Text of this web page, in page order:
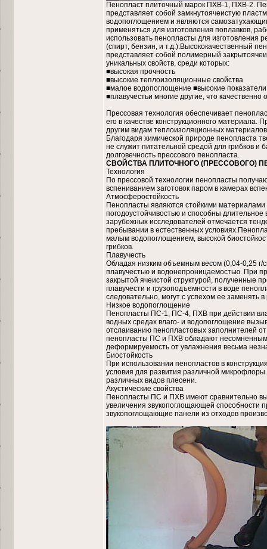
Пенопласт плиточный марок ПХВ-1, ПХВ-2.
представляет собой замкнутоячеистую
водопоглощением и являются
применяться для изготовления поплавков,
использовать пенопласты для изготовления
(спирт, бензин, и т.д.).Высококачественный
представляет собой полимерный
уникальных свойств, среди которых:
■высокая прочность
■высокие теплоизоляционные свойства
■малое водопоглощение ■высокие
■плавучестьи многие другие, что
Прессовая технология обеспечивает
его в качестве конструкционного материала.
другим видам теплоизоляционных
Благодаря химической природе пенопласта
не служит питательной средой для грибков и
долговечность прессового пенопласта.
СВОЙСТВА ПЛИТОЧНОГО (ПРЕССОВОГО)
Технология
По прессовой технологии пенопласты
вспениванием заготовок паром в камерах
Атмосферостойкость
Пенопласты являются стойкими
погодоустойчивостью и способны
зарубежных исследователей отмечается
пребывании в естественных
малым водопоглощением, высокой
грибков.
Плавучесть
Обладая низким объемным весом (0,04-0,25
плавучестью и водонепроницаемостью. При
закрытой ячеистой структурой, полученные
плавучести и грузоподъемности в воде
следовательно, могут с успехом ее
Низкое водопоглощение
Пенопласты ПС-1, ПС-4, ПХВ при действии
водных средах влаго- и водопоглощение
отслаиванию пенопластовых заполнителей
пенопласты ПС и ПХВ обладают
деформируемость от увлажнения весьма
Биостойкость
При использовании пенопластов в
условия для развития различной
различных видов плесени.
Акустические свойства
Пенопласты ПС и ПХВ имеют сравнительно
увеличения звукопоглощающей
звукопоглощающие панели из отходов